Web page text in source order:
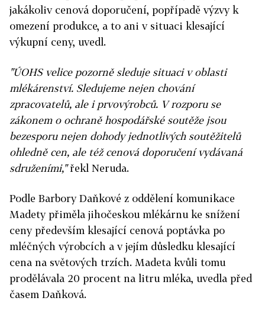
jakákoliv cenová doporučení, popřípadě výzvy k
omezení produkce, a to ani v situaci klesající
výkupní ceny, uvedl.
"ÚOHS velice pozorně sleduje situaci v oblasti
mlékárenství. Sledujeme nejen chování
zpracovatelů, ale i prvovýrobců. V rozporu se
zákonem o ochraně hospodářské soutěže jsou
bezesporu nejen dohody jednotlivých soutěžitelů
ohledně cen, ale též cenová doporučení vydávaná
sdruženími,"řekl Neruda.
Podle Barbory Daňkové z oddělení komunikace
Madety přiměla jihočeskou mlékárnu ke snížení
ceny především klesající cenová poptávka po
mléčných výrobcích a v jejím důsledku klesající
cena na světových trzích. Madeta kvůli tomu
prodělávala 20 procent na litru mléka, uvedla před
časem Daňková.